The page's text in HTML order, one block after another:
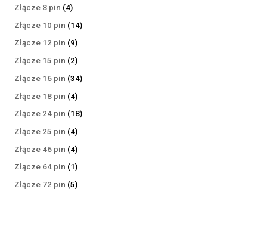
Złącze 8 pin 44
produkty
Złącze 10 pin 1414
Złącze 12 pin 99
produktów
Złącze 15 pin 22
produkty
Złącze 16 pin 3434
Złącze 18 pin 44
produkty
Złącze 24 pin 1818
Złącze 25 pin 44
produkty
Złącze 46 pin 44
produkty
Złącze 64 pin 11
produkt
Złącze 72 pin 55